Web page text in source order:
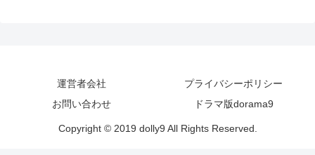
運営者会社
プライバシーポリシー
お問い合わせ
ドラマ版dorama9
Copyright © 2019 dolly9 All Rights Reserved.